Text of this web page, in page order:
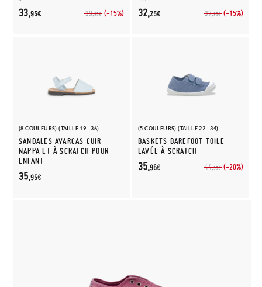
39,95€ (-15%)
33,95€ 37,95€ (-15%)
32,25€
(8 COULEURS) (TAILLE 19 - 36)
SANDALES AVARCAS CUIR
NAPPA ET À SCRATCH POUR
ENFANT
35,95€
(5 COULEURS) (TAILLE 22 - 34)
BASKETS BAREFOOT TOILE
LAVÉE À SCRATCH
44,95€ (-20%)
35,96€